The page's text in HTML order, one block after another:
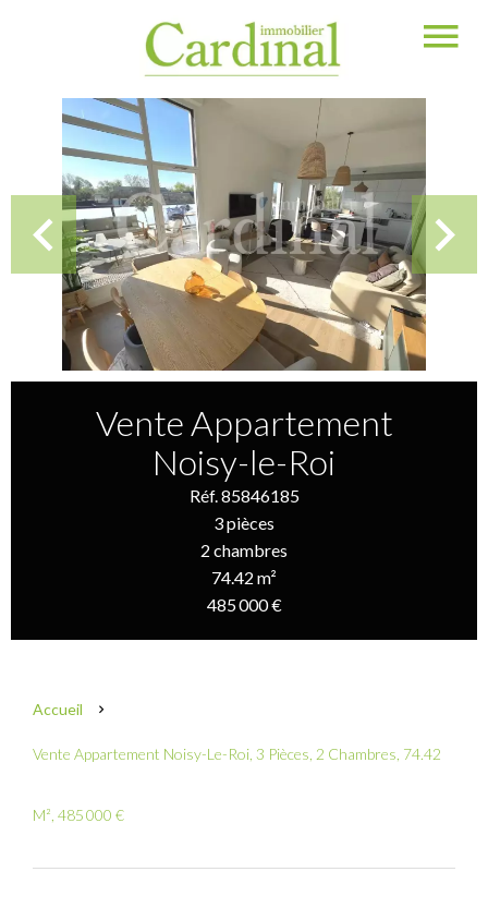
Vente Appartement
Noisy-le-Roi
Réf. 85846185
3 pièces
2 chambres
74.42 m²
485 000 €
Accueil
Vente Appartement Noisy-Le-Roi, 3 Pièces, 2 Chambres, 74.42
M², 485 000 €